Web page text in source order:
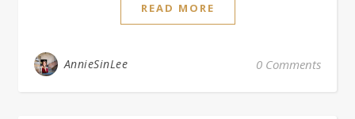
READ MORE
AnnieSinLee 0 Comments